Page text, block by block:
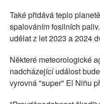
Také přidává teplo
spalováním fosilních
udělat z let 2023 a 2024
Některé meteorologické
nadcházející událost
vyrovná "super" El Niñu